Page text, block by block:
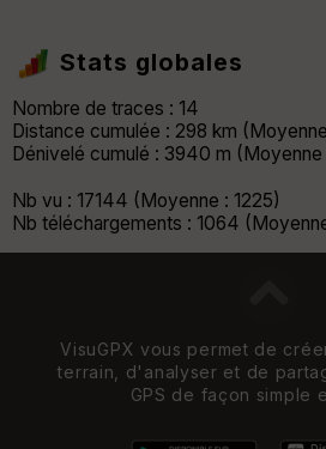
Stats globales
Nombre de traces : 14
Distance cumulée : 298 km
Dénivelé cumulé : 3940 m
Nb vu : 17144 (Moyenne : 1225)
Nb téléchargements : 1064
VisuGPX vous permet de
terrain, d'analyser et de
GPS de façon simple